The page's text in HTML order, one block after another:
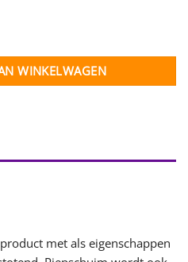
WINKELWAGEN
met als eigenschappen